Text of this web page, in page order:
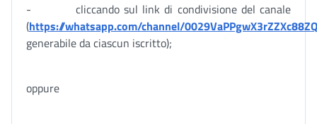
- cliccando sul link di condivisione del canale
(https://whatsapp.com/channel/
generabile da ciascun iscritto);
oppure